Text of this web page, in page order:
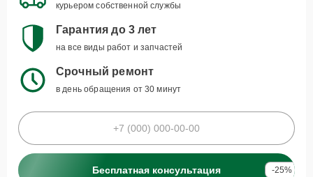
курьером собственной службы
Гарантия до 3 лет
на все виды работ и запчастей
Срочный ремонт
в день обращения от 30 минут
Бесплатная консультация -25%